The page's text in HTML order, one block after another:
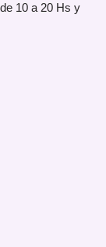
10 a 20 Hs y